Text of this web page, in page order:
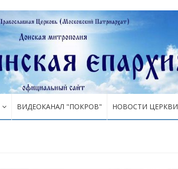
ВИДЕОКАНАЛ "ПОКРОВ" НОВОСТИ ЦЕРКВИ